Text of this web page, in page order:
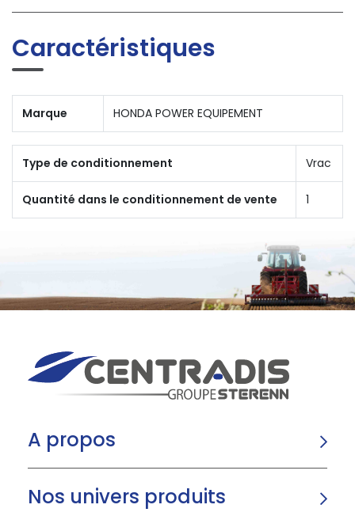
Caractéristiques
Marque HONDA POWER EQUIPEMENT
Type de conditionnement Vrac
Quantité dans le conditionnement de vente 1
A propos
Nos univers produits